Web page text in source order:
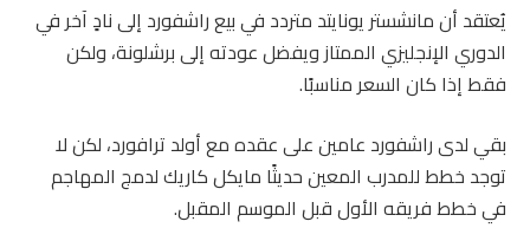
يُعتقد أن مانشستر يونايتد متردد في بيع راشفورد إلى نادٍ آخر في
الدوري الإنجليزي الممتاز ويفضل عودته إلى برشلونة، ولكن
فقط إذا كان السعر مناسبًا.
بقي لدى راشفورد عامين على عقده مع أولد ترافورد، لكن لا
توجد خطط للمدرب المعين حديثًا مايكل كاريك لدمج المهاجم
في خطط فريقه الأول قبل الموسم المقبل.